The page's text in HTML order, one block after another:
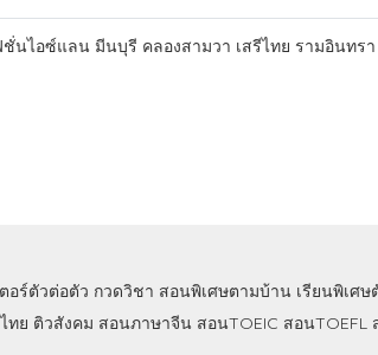
นไอซ์แลน มีนบุรี คลองสามวา เสรีไทย รามอินทร
อร์ตัวต่อตัว กวดวิชา สอนพิเศษตามบ้าน เรียนพิเศษ
ทย ติวสังคม สอนภาษาจีน สอนTOEIC สอนTOEFL